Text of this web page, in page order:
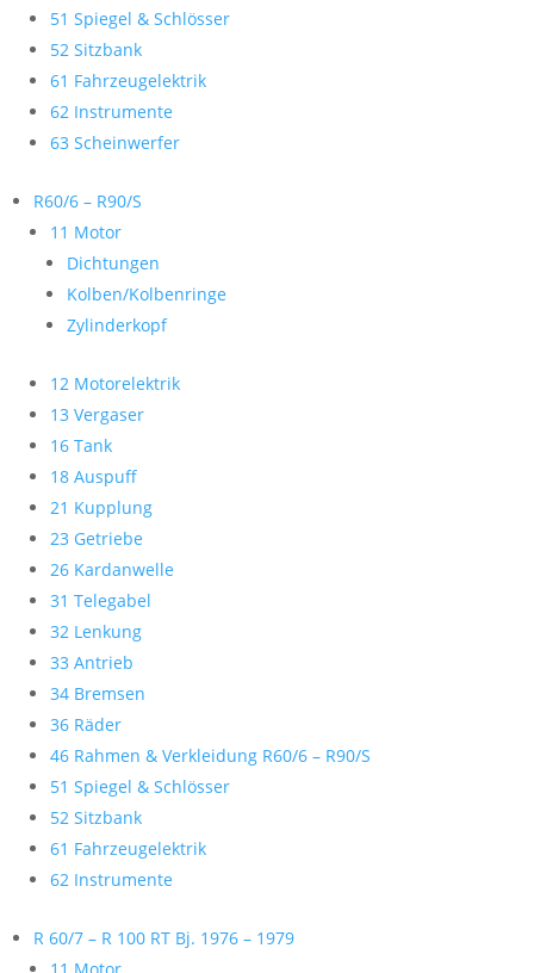
51 Spiegel & Schlösser
52 Sitzbank
61 Fahrzeugelektrik
62 Instrumente
63 Scheinwerfer
R60/6 – R90/S
11 Motor
Dichtungen
Kolben/Kolbenringe
Zylinderkopf
12 Motorelektrik
13 Vergaser
16 Tank
18 Auspuff
21 Kupplung
23 Getriebe
26 Kardanwelle
31 Telegabel
32 Lenkung
33 Antrieb
34 Bremsen
36 Räder
46 Rahmen & Verkleidung R60/6 – R90/S
51 Spiegel & Schlösser
52 Sitzbank
61 Fahrzeugelektrik
62 Instrumente
R 60/7 – R 100 RT Bj. 1976 – 1979